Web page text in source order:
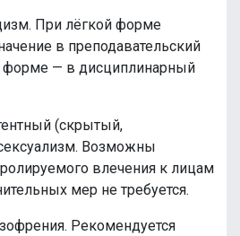
При лёгкой форме
в преподавательский
форме — в дисциплинарный
(скрытый,
Возможны
влечения к лицам
мер не требуется.
Рекомендуется